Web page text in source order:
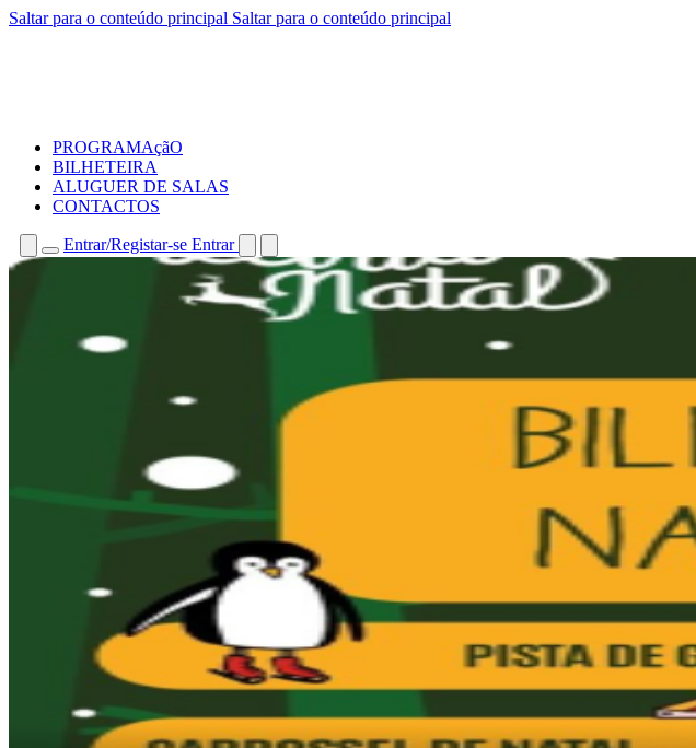
Saltar para o conteúdo principal Saltar para o conteúdo principal
PROGRAMAçãO
BILHETEIRA
ALUGUER DE SALAS
CONTACTOS
Entrar/Registar-se Entrar